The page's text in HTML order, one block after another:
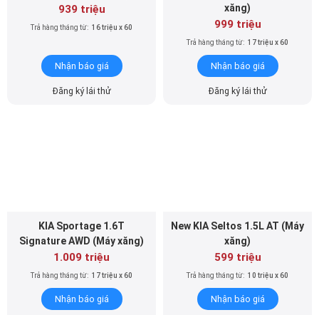
939 triệu
Trả hàng tháng từ: 16 triệu x 60
Nhận báo giá
Đăng ký lái thử
xăng)
999 triệu
Trả hàng tháng từ: 17 triệu x 60
Nhận báo giá
Đăng ký lái thử
KIA Sportage 1.6T
Signature AWD (Máy xăng)
1.009 triệu
Trả hàng tháng từ: 17 triệu x 60
Nhận báo giá
New KIA Seltos 1.5L AT (Máy
xăng)
599 triệu
Trả hàng tháng từ: 10 triệu x 60
Nhận báo giá